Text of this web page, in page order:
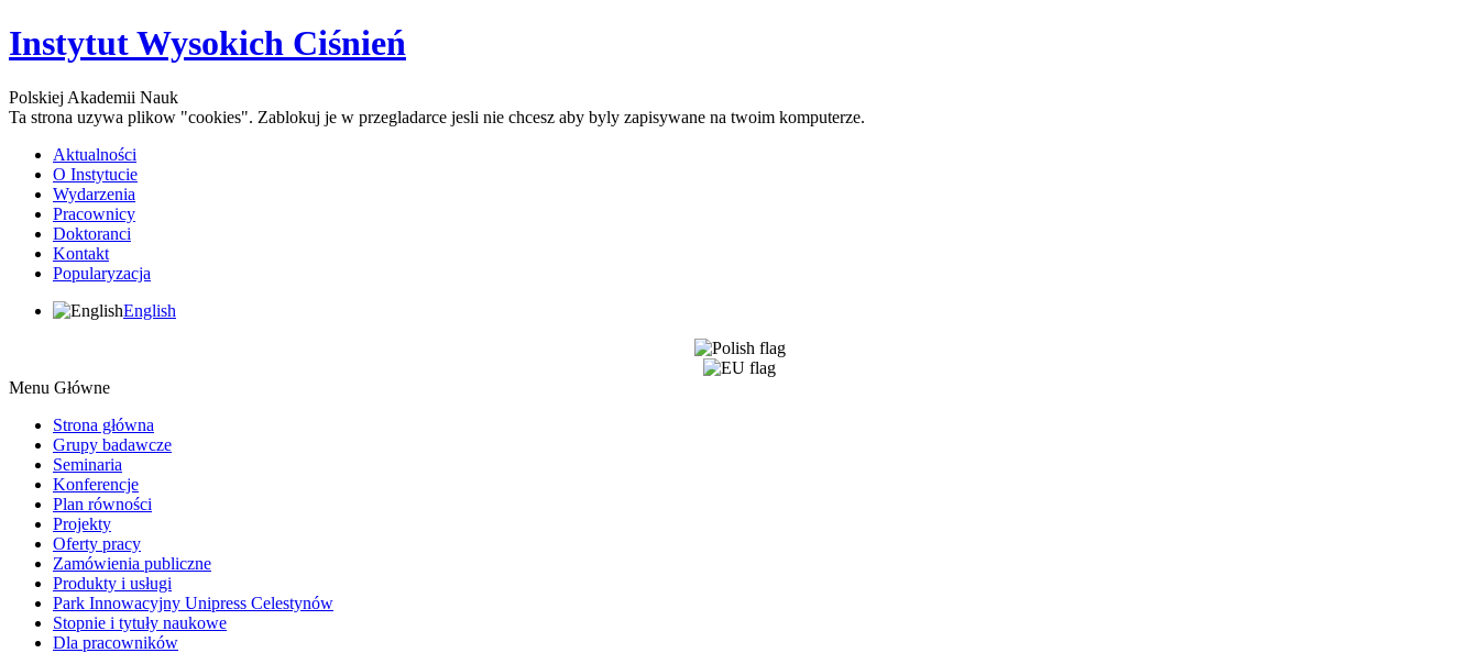
Instytut Wysokich Ciśnień
Polskiej Akademii Nauk
Ta strona uzywa plikow "cookies". Zablokuj je w przegladarce jesli nie chcesz aby byly zapisywane na twoim komputerze.
Aktualności
O Instytucie
Wydarzenia
Pracownicy
Doktoranci
Kontakt
Popularyzacja
English
Menu Główne
Strona główna
Grupy badawcze
Seminaria
Konferencje
Plan równości
Projekty
Oferty pracy
Zamówienia publiczne
Produkty i usługi
Park Innowacyjny Unipress Celestynów
Stopnie i tytuły naukowe
Dla pracowników